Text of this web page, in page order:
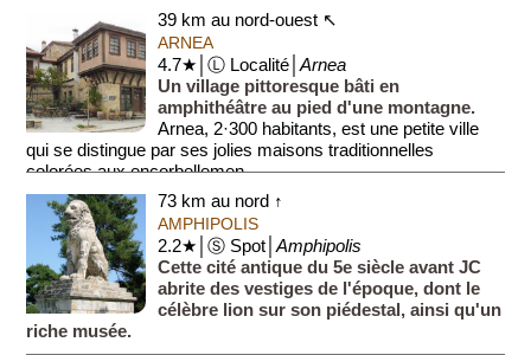
39 km au nord-ouest ↖
ARNEA
4.7★│Ⓛ Localité│Arnea
Un village pittoresque bâti en
amphithéâtre au pied d'une montagne.
Arnea, 2·300 habitants, est une petite ville
qui se distingue par ses jolies maisons traditionnelles
colorées aux encorbellemen...
73 km au nord ↑
AMPHIPOLIS
2.2★│Ⓢ Spot│Amphipolis
Cette cité antique du 5e siècle avant JC
abrite des vestiges de l'époque, dont le
célèbre lion sur son piédestal, ainsi qu'un
riche musée.